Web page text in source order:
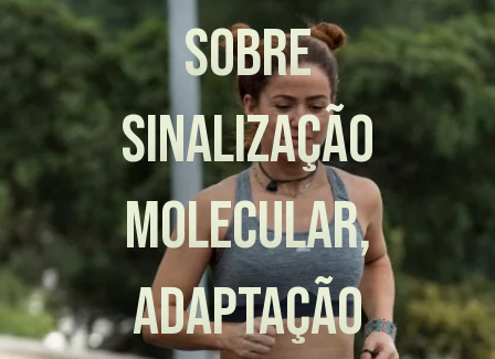
sobre
sinalização
molecular,
adaptação